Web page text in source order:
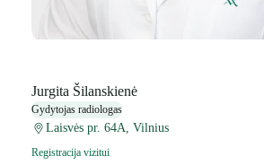
Jurgita Šilanskienė
Gydytojas radiologas
Laisvės pr. 64A, Vilnius
Registracija vizitui